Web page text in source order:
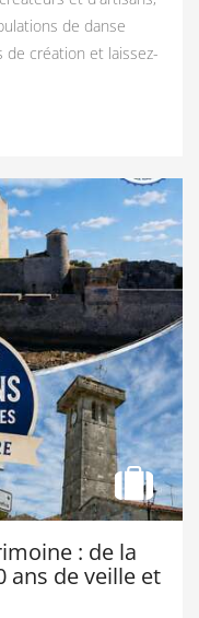
de danse
de création et laissez-
: de la
ans de veille et